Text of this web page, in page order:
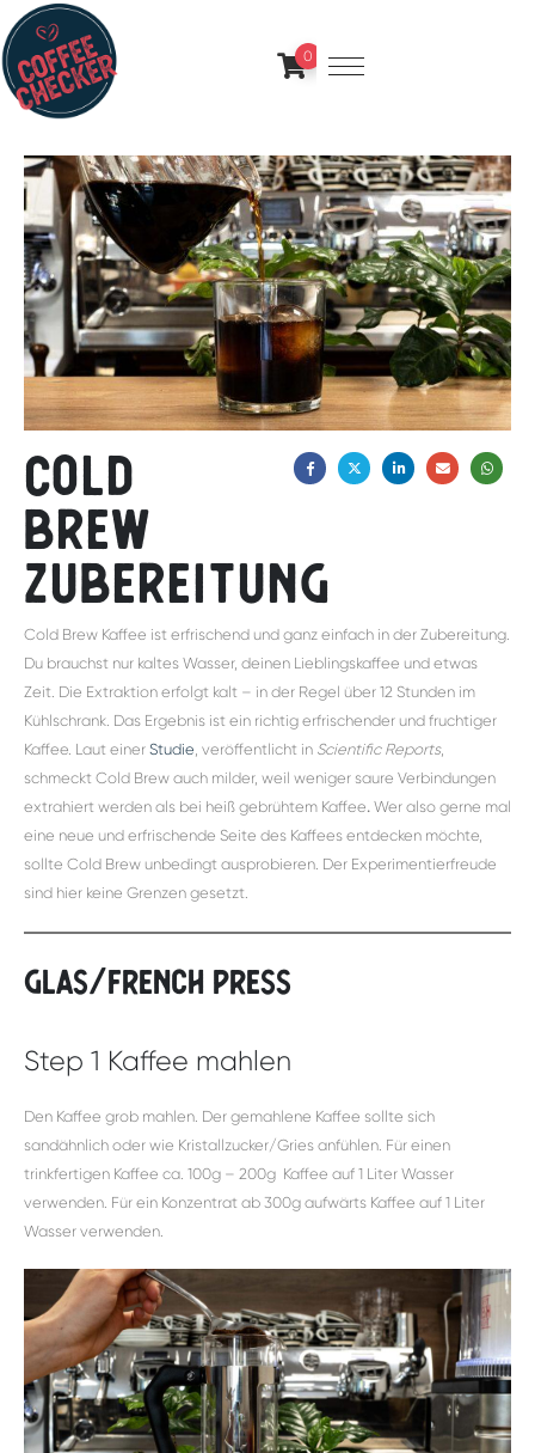
0
Cold
Brew
Zubereitung
Cold Brew Kaffee ist erfrischend und ganz einfach in der Zubereitung.
Du brauchst nur kaltes Wasser, deinen Lieblingskaffee und etwas
Zeit. Die Extraktion erfolgt kalt – in der Regel über 12 Stunden im
Kühlschrank. Das Ergebnis ist ein richtig erfrischender und fruchtiger
Kaffee. Laut einer Studie , veröffentlicht in Scientific Reports,
schmeckt Cold Brew auch milder, weil weniger saure Verbindungen
extrahiert werden als bei heiß gebrühtem Kaffee. Wer also gerne mal
eine neue und erfrischende Seite des Kaffees entdecken möchte,
sollte Cold Brew unbedingt ausprobieren. Der Experimentierfreude
sind hier keine Grenzen gesetzt.
Glas/French Press
Step 1 Kaffee mahlen
Den Kaffee grob mahlen. Der gemahlene Kaffee sollte sich
sandähnlich oder wie Kristallzucker/Gries anfühlen. Für einen
trinkfertigen Kaffee ca. 100g – 200g Kaffee auf 1 Liter Wasser
verwenden. Für ein Konzentrat ab 300g aufwärts Kaffee auf 1 Liter
Wasser verwenden.